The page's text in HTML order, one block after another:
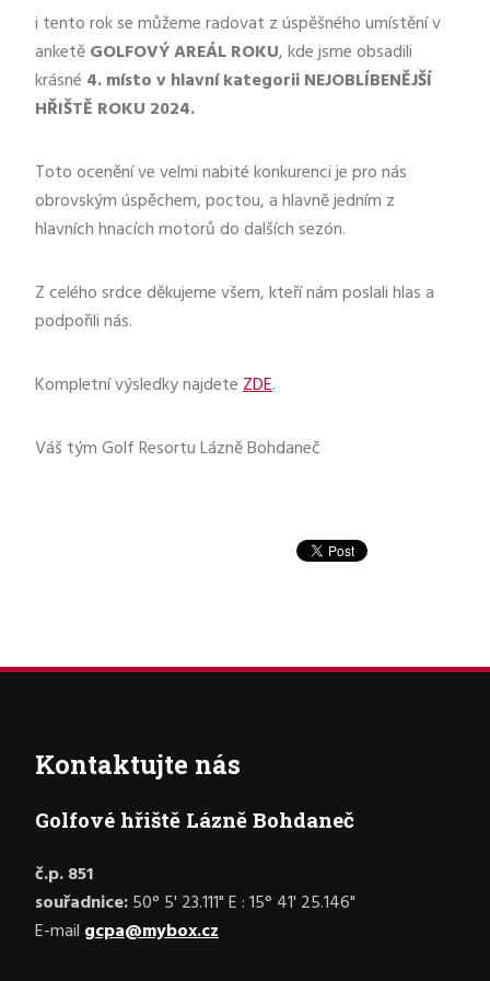
i tento rok se můžeme radovat z úspěšného umístění v
anketěGOLFOVÝ AREÁL ROKU, kde jsme obsadili
krásné 4. místo v hlavní kategorii NEJOBLÍBENĚJŠÍ
HŘIŠTĚ ROKU 2024.
Toto ocenění ve velmi nabité konkurenci je pro nás
obrovským úspěchem, poctou, a hlavně jedním z
hlavních hnacích motorů do dalších sezón.
Z celého srdce děkujeme všem, kteří nám poslali hlas a
podpořili nás.
Kompletní výsledky najdeteZDE.
Váš tým Golf Resortu Lázně Bohdaneč
Kontaktujte nás
Golfové hřiště Lázně Bohdaneč
č.p. 851
souřadnice:50° 5' 23.111" E : 15° 41' 25.146"
E-mail gcpa@mybox.cz